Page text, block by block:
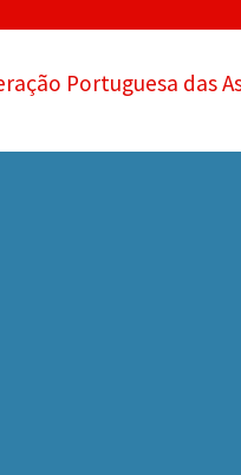
Portuguesa das